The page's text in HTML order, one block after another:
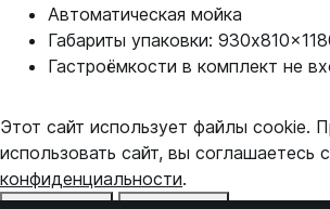
Автоматическая мойка
Габариты упаковки:
Гастроёмкости в комплект не
Этот сайт использует файлы cookie.
использовать сайт, вы соглашаетесь
конфиденциальности.